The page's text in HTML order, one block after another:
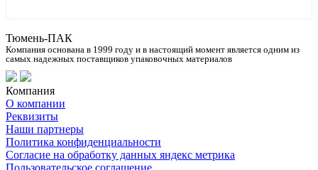
Тюмень-ПАК
Компания основана в 1999 году и в настоящий момент является одним из
самых надежных поставщиков упаковочных материалов
Компания
О компании
Реквизиты
Наши партнеры
Политика конфиденциальности
Согласие на обработку данных яндекс метрика